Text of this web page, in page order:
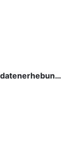
processstep_ax_li_processstep_mitdatenerhebung_description